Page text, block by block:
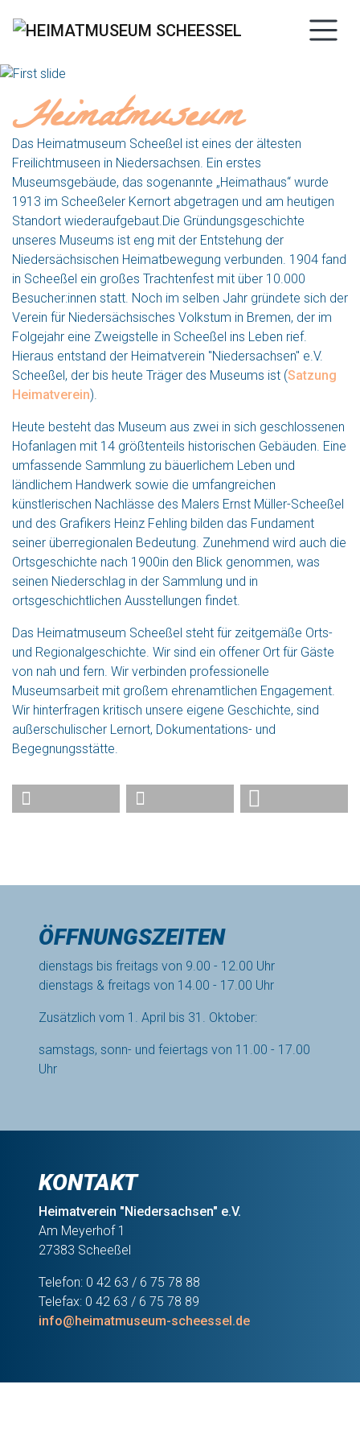
Heimatmuseum
Das Heimatmuseum Scheeßel ist eines der ältesten
Freilichtmuseen in Niedersachsen. Ein erstes
Museumsgebäude, das sogenannte „Heimathaus“ wurde
1913 im Scheeßeler Kernort abgetragen und am heutigen
Standort wiederaufgebaut.Die Gründungsgeschichte
unseres Museums ist eng mit der Entstehung der
Niedersächsischen Heimatbewegung verbunden. 1904 fand
in Scheeßel ein großes Trachtenfest mit über 10.000
Besucher:innen statt. Noch im selben Jahr gründete sich der
Verein für Niedersächsisches Volkstum in Bremen, der im
Folgejahr eine Zweigstelle in Scheeßel ins Leben rief.
Hieraus entstand der Heimatverein "Niedersachsen" e.V.
Scheeßel, der bis heute Träger des Museums ist (Satzung
Heimatverein).
Heute besteht das Museum aus zwei in sich geschlossenen
Hofanlagen mit 14 größtenteils historischen Gebäuden. Eine
umfassende Sammlung zu bäuerlichem Leben und
ländlichem Handwerk sowie die umfangreichen
künstlerischen Nachlässe des Malers Ernst Müller-Scheeßel
und des Grafikers Heinz Fehling bilden das Fundament
seiner überregionalen Bedeutung. Zunehmend wird auch die
Ortsgeschichte nach 1900in den Blick genommen, was
seinen Niederschlag in der Sammlung und in
ortsgeschichtlichen Ausstellungen findet.
Das Heimatmuseum Scheeßel steht für zeitgemäße Orts-
und Regionalgeschichte. Wir sind ein offener Ort für Gäste
von nah und fern. Wir verbinden professionelle
Museumsarbeit mit großem ehrenamtlichen Engagement.
Wir hinterfragen kritisch unsere eigene Geschichte, sind
außerschulischer Lernort, Dokumentations- und
Begegnungsstätte.
ÖFFNUNGSZEITEN
dienstags bis freitags von 9.00 - 12.00 Uhr
dienstags & freitags von 14.00 - 17.00 Uhr
Zusätzlich vom 1. April bis 31. Oktober:
samstags, sonn- und feiertags von 11.00 - 17.00
Uhr
KONTAKT
Heimatverein "Niedersachsen" e.V.
Am Meyerhof 1
27383 Scheeßel
Telefon: 0 42 63 / 6 75 78 88
Telefax: 0 42 63 / 6 75 78 89
info@heimatmuseum-scheessel.de